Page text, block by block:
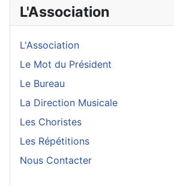
L'Association
L'Association
Le Mot du Président
Le Bureau
La Direction Musicale
Les Choristes
Les Répétitions
Nous Contacter